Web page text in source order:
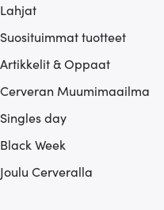
Lahjat
Suosituimmat tuotteet
Artikkelit & Oppaat
Cerveran Muumimaailma
Singles day
Black Week
Joulu Cerveralla